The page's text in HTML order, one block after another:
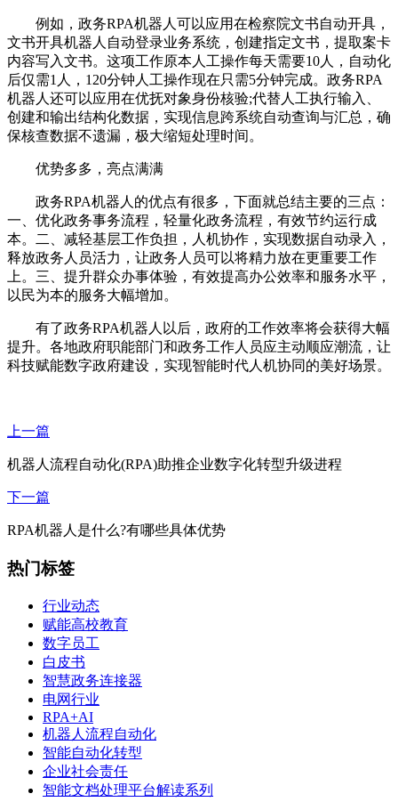
例如，政务RPA机器人可以应用在检察院文书自动开具，
文书开具机器人自动登录业务系统，创建指定文书，提取案卡
内容写入文书。这项工作原本人工操作每天需要10人，自动化
后仅需1人，120分钟人工操作现在只需5分钟完成。政务RPA
机器人还可以应用在优抚对象身份核验;代替人工执行输入、
创建和输出结构化数据，实现信息跨系统自动查询与汇总，确
保核查数据不遗漏，极大缩短处理时间。
优势多多，亮点满满
政务RPA机器人的优点有很多，下面就总结主要的三点：
一、优化政务事务流程，轻量化政务流程，有效节约运行成
本。二、减轻基层工作负担，人机协作，实现数据自动录入，
释放政务人员活力，让政务人员可以将精力放在更重要工作
上。三、提升群众办事体验，有效提高办公效率和服务水平，
以民为本的服务大幅增加。
有了政务RPA机器人以后，政府的工作效率将会获得大幅
提升。各地政府职能部门和政务工作人员应主动顺应潮流，让
科技赋能数字政府建设，实现智能时代人机协同的美好场景。
上一篇
机器人流程自动化(RPA)助推企业数字化转型升级进程
下一篇
RPA机器人是什么?有哪些具体优势
热门标签
行业动态
赋能高校教育
数字员工
白皮书
智慧政务连接器
电网行业
RPA+AI
机器人流程自动化
智能自动化转型
企业社会责任
智能文档处理平台解读系列